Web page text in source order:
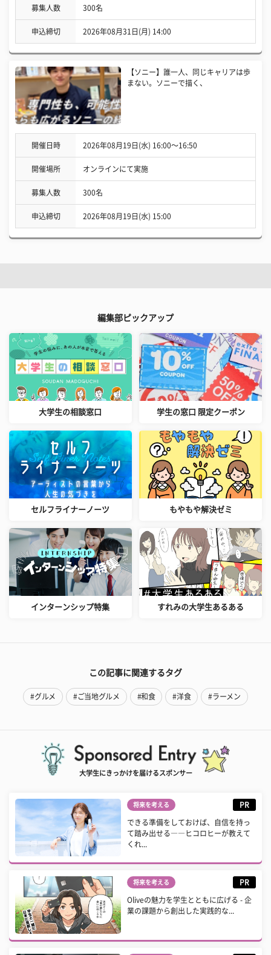
募集人数 300名
申込締切 2026年08月31日(月) 14:00
【ソニー】誰一人、同じキャリアは歩
まない。ソニーで描く、
開催日時 2026年08月19日(水) 16:00〜16:50
開催場所 オンラインにて実施
募集人数 300名
申込締切 2026年08月19日(水) 15:00
編集部ピックアップ
大学生の相談窓口 学生の窓口 限定クーポン
セルフライナーノーツ もやもや解決ゼミ
インターンシップ特集 すれみの大学生あるある
この記事に関連するタグ
#グルメ #ご当地グルメ #和食 #洋食 #ラーメン
大学生にきっかけを届けるスポンサー
将来を考える PR
できる準備をしておけば、自信を持っ
て踏み出せる――ヒコロヒーが教えて
くれ...
将来を考える PR
Oliveの魅力を学生とともに広げる - 企
業の課題から創出した実践的な...